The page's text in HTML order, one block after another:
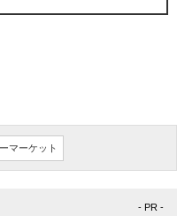
マーケット
- PR -